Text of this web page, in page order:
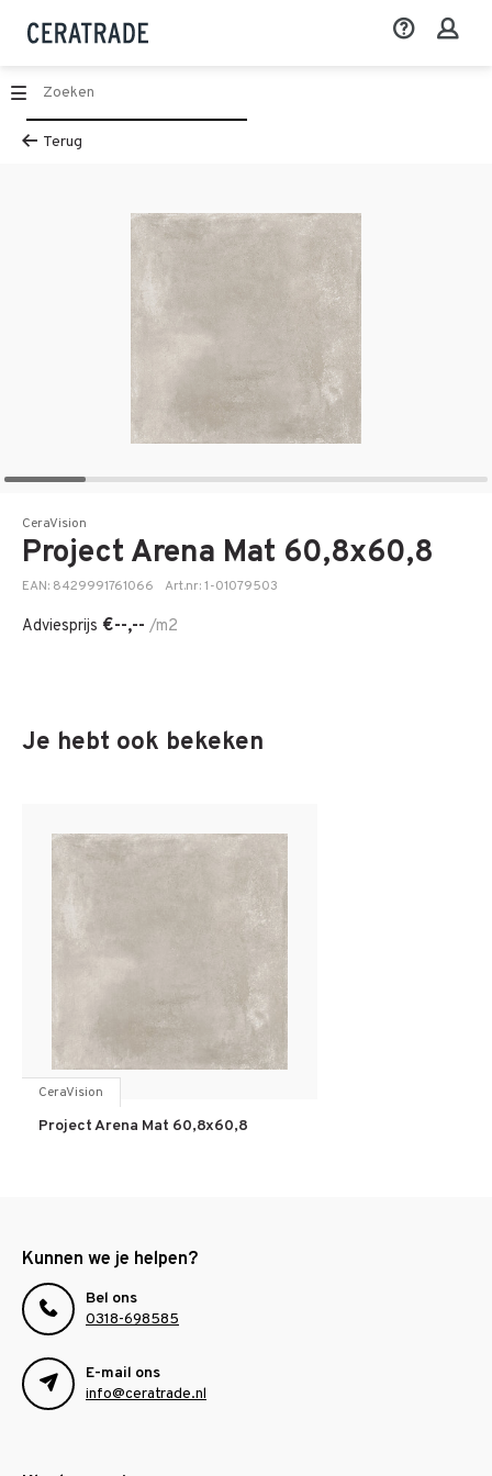
Terug
CeraVision
Project Arena Mat 60,8x60,8
EAN: 8429991761066 Art.nr: 1-01079503
Adviesprijs €--,-- /m2
Je hebt ook bekeken
CeraVision
Project Arena Mat 60,8x60,8
Kunnen we je helpen?
Bel ons
0318-698585
E-mail ons
info@ceratrade.nl